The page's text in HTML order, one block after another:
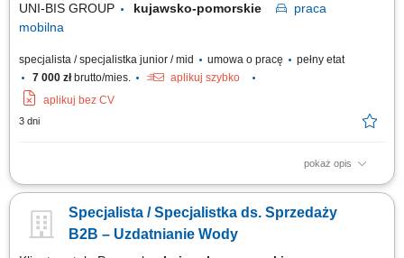
UNI-BIS GROUP kujawsko-pomorskie
praca
mobilna
specjalista / specjalistka junior / mid umowa o pracę
pełny etat
7 000 złbrutto/mies.
aplikuj szybko
aplikuj bez CV
3 dni
pokaż opis
Opis stanowiska: aktywne pozyskiwanie nowych klientów oraz rozwijanie
rozwiązań technicznych dopasowanych do potrzeb klienta,
prezentowanie oferty produktowej oraz prowadzenie spotkań
Specjalista / Specjalistka ds. Sprzedaży
B2B – Uzdatnianie Wody